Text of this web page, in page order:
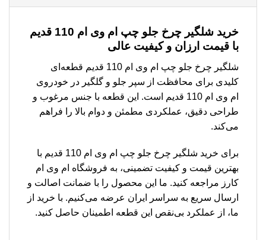
خرید شلگیر چرخ جلو چپ ام وی ام 110 قدیم
با قیمت ارزان و کیفیت عالی
شلگیر چرخ جلو چپ ام وی ام 110 قدیم قطعه‌ای
کلیدی برای محافظت از سپر جلو و گلگیر در خودروی
ام وی ام 110 قدیم است. این قطعه با جنس مرغوب و
طراحی دقیق، عملکردی مطمئن و دوام بالا را فراهم
می‌کند.
برای خرید شلگیر چرخ جلو چپ ام وی ام 110 قدیم با
بهترین قیمت و کیفیت تضمینی، به فروشگاه ام وی ام
کارز مراجعه کنید. ما این محصول را با ضمانت اصالت و
ارسال سریع به سراسر ایران عرضه می‌کنیم. با خرید از
ما، از عملکرد بی‌نقص این قطعه اطمینان حاصل کنید.